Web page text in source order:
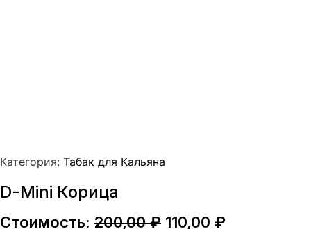
Категория: Табак для Кальяна
D-Mini Корица
Стоимость: 200,00₽ Первоначальная
110,00 ₽